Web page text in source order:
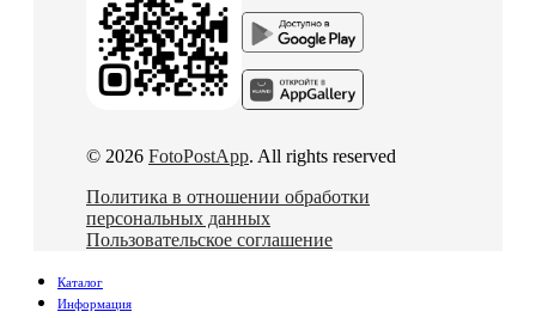
© 2026 FotoPostApp. All rights reserved
Политика в отношении обработки
персональных данных
Пользовательское соглашение
Каталог
Информация